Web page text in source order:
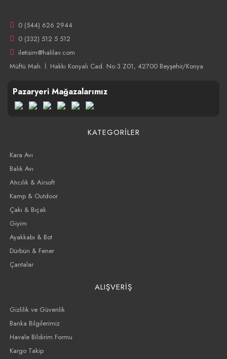
0 (544) 626 2944
0 (332) 512 5 512
iletisim@halilav.com
Müftü Mah. İ. Hakkı Konyalı Cad. No:3 Z01, 42700 Beyşehir/Konya
Pazaryeri Mağazalarımız
KATEGORİLER
Kara Avı
Balık Avı
Atıcılık & Airsoft
Kamp & Outdoor
Çakı & Bıçak
Giyim
Ayakkabı & Bot
Dürbün & Fener
Çantalar
ALIŞVERİŞ
Gizlilik ve Güvenlik
Banka Bilgilerimiz
Havale Bildirim Formu
Kargo Takip